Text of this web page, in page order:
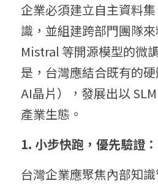
企業必須建立自主資料
識，並組建跨部門團隊
Mistral 等開源模型的微
是，台灣應結合既有的
AI晶片），發展出以
產業生態。
1. 小步快跑，優先驗證：
台灣企業應聚焦內部知